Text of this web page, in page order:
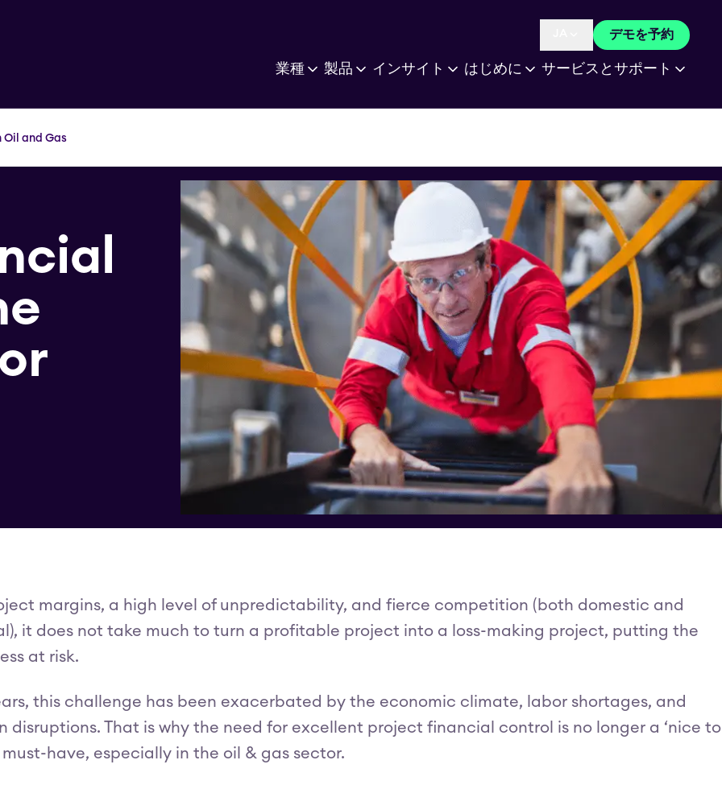
Language selected is
デモを予約
業種 製品 インサイト はじめに サービスとサポート
Oil and Gas
margins, a high level of unpredictability, and fierce competition (both domestic and
it does not take much to turn a profitable project into a loss-making project, putting the
at risk.
this challenge has been exacerbated by the economic climate, labor shortages, and
disruptions. That is why the need for excellent project financial control is no longer a ‘nice to
must-have, especially in the oil & gas sector.